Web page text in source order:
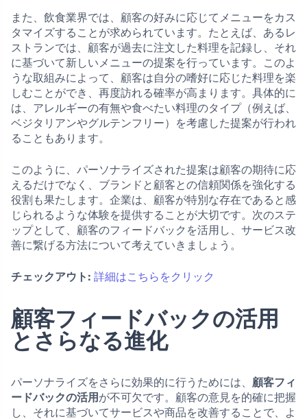
また、飲食業界では、顧客の好みに応じてメニューをカス
タマイズすることが求められています。たとえば、あるレ
ストランでは、顧客が過去に注文した料理を記録し、それ
に基づいて新しいメニューの提案を行っています。このよ
うな取組みによって、顧客は自分の嗜好に応じた料理を楽
しむことができ、再度訪れる確率が高まります。具体的に
は、アレルギーの有無や食べたい料理のタイプ（例えば、
ベジタリアンやグルテンフリー）を考慮した提案が行われ
ることもあります。
このように、パーソナライズされた提案は顧客の期待に応
えるだけでなく、ブランドと顧客との信頼関係を強化する
役割も果たします。企業は、顧客が特別な存在であると感
じられるような体験を提供することが大切です。次のステ
ップとして、顧客のフィードバックを活用し、サービス改
善に繋げる方法について考えていきましょう。
チェックアウト: 詳細はこちらをクリック
顧客フィードバックの活用
とさらなる進化
パーソナライズをさらに効果的に行うためには、 顧客フィ
ードバックの活用 が不可欠です。顧客の意見を的確に把握
し、それに基づいてサービスや商品を改善することで、よ